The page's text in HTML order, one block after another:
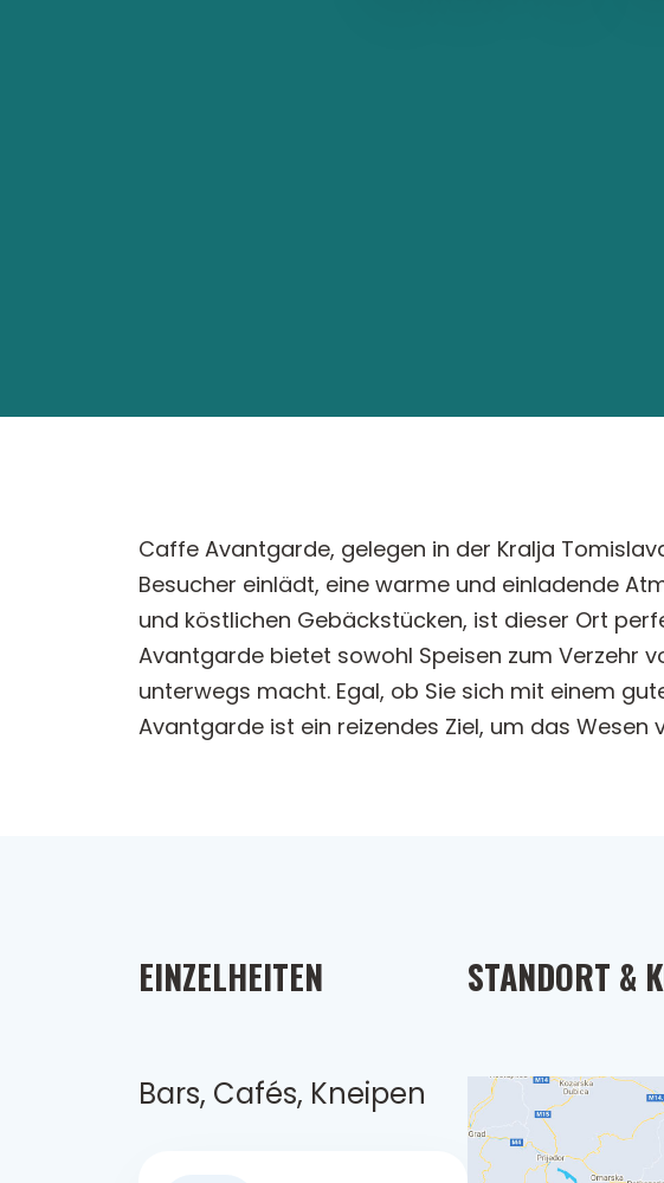
Caffe Avantgarde, gelegen in der Kralja
Besucher einlädt, eine warme und einladende
und köstlichen Gebäckstücken, ist dieser Ort
Avantgarde bietet sowohl Speisen zum Verzehr
unterwegs macht. Egal, ob Sie sich mit einem
Avantgarde ist ein reizendes Ziel, um das Wesen
EINZELHEITEN
Bars, Cafés, Kneipen
STANDORT &